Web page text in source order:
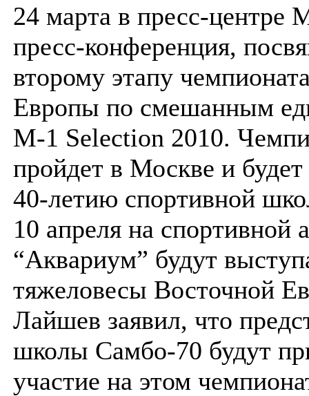
24 марта в пресс-
пресс-конференция,
второму этапу
Европы по смешанным
M-1 Selection 2010.
пройдет в Москве и
40-летию спортивной
10 апреля на спортивной
“Аквариум” будут
тяжеловесы Восточной
Лайшев заявил, что
школы Самбо-70 будут
участие на этом